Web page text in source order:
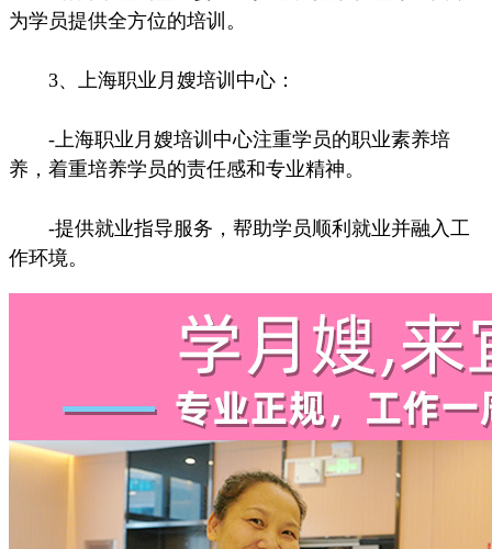
为学员提供全方位的培训。
3、上海职业月嫂培训中心：
-上海职业月嫂培训中心注重学员的职业素养培
养，着重培养学员的责任感和专业精神。
-提供就业指导服务，帮助学员顺利就业并融入工
作环境。